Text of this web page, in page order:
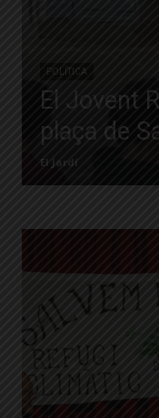
POLÍTICA
El Jovent
plaça de
El Jardí